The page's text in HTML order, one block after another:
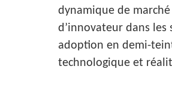
dynamique de
d’innovateur dans les
adoption en demi-
technologique et